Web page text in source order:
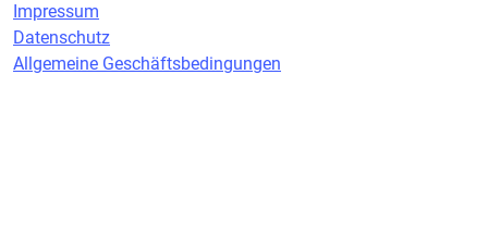
Impressum
Datenschutz
Allgemeine Geschäftsbedingungen